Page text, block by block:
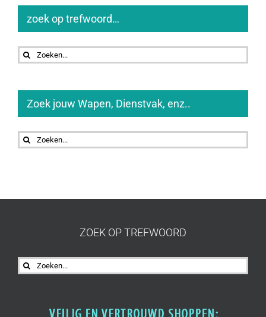
zoek op trefwoord…
Zoeken
naar:
Zoek jouw Wapen, Dienstvak, enz..
Zoeken
naar:
ZOEK OP TREFWOORD
Zoeken
naar: